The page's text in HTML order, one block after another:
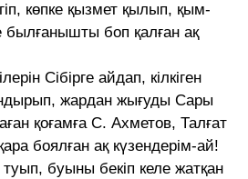
көпке қызмет қылып, қым-
былғанышты боп қалған ақ
Сібірге айдап, кілкіген
жардан жығуды Сары
қоғамға С. Ахметов, Талғат
боялған ақ күзендерім-ай!
буыны бекіп келе жатқан